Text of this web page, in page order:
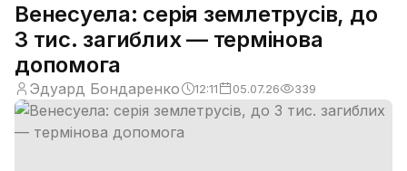
Венесуела: серія землетрусів, до
3 тис. загиблих — термінова
допомога
Эдуард Бондаренко 12:11 05.07.26 339